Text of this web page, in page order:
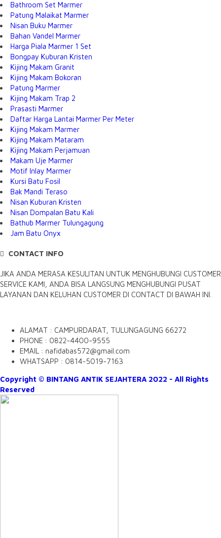
Bathroom Set Marmer
Patung Malaikat Marmer
Nisan Buku Marmer
Bahan Vandel Marmer
Harga Piala Marmer 1 Set
Bongpay Kuburan Kristen
Kijing Makam Granit
Kijing Makam Bokoran
Patung Marmer
Kijing Makam Trap 2
Prasasti Marmer
Daftar Harga Lantai Marmer Per Meter
Kijing Makam Marmer
Kijing Makam Mataram
Kijing Makam Perjamuan
Makam Uje Marmer
Motif Inlay Marmer
Kursi Batu Fosil
Bak Mandi Teraso
Nisan Kuburan Kristen
Nisan Dompalan Batu Kali
Bathub Marmer Tulungagung
Jam Batu Onyx
CONTACT INFO
JIKA ANDA MERASA KESULITAN UNTUK MENGHUBUNGI CUSTOMER
SERVICE KAMI, ANDA BISA LANGSUNG MENGHUBUNGI PUSAT
LAYANAN DAN KELUHAN CUSTOMER DI CONTACT DI BAWAH INI.
ALAMAT : CAMPURDARAT, TULUNGAGUNG 66272
PHONE : 0822-4400-9555
EMAIL : nafidabas572@gmail.com
WHATSAPP : 0814-5019-7163
Copyright © BINTANG ANTIK SEJAHTERA 2022 - All Rights
Reserved